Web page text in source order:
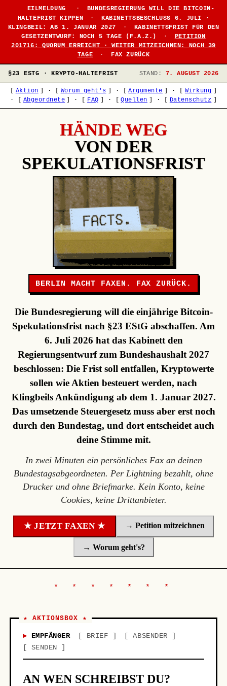
EILMELDUNG ·
BUNDESREGIERUNG WILL DIE BITCOIN-
HALTEFRIST KIPPEN
·
KABINETTSBESCHLUSS 6. JULI ·
KLINGBEIL: AB 1. JANUAR 2027
·
KABINETTSFRIST FÜR DEN
GESETZENTWURF: NOCH 5 TAGE (F.A.Z.)
·
PETITION
201716: QUORUM ERREICHT · WEITER MITZEICHNEN: NOCH 39
TAGE
· FAX ZURÜCK
§23 ESTG · KRYPTO-HALTEFRIST STAND: 7. AUGUST 2026
Aktion · Worum geht's · Argumente · Wirkung
·
Abgeordnete · FAQ · Quellen · Datenschutz
HÄNDE WEG
VON DER
SPEKULATIONSFRIST
BERLIN MACHT FAXEN. FAX ZURÜCK.
Die Bundesregierung will die einjährige Bitcoin-
Spekulationsfrist nach §23 EStG abschaffen. Am
6. Juli 2026 hat das Kabinett den
Regierungsentwurf zum Bundeshaushalt 2027
beschlossen: Die Frist soll entfallen, Kryptowerte
sollen wie Aktien besteuert werden, nach
Klingbeils Ankündigung ab dem 1. Januar 2027.
Das umsetzende Steuergesetz muss aber erst noch
durch den Bundestag, und dort entscheidet auch
deine Stimme mit.
In zwei Minuten ein persönliches Fax an deinen
Bundestagsabgeordneten. Per Lightning bezahlt, ohne
Drucker und ohne Briefmarke. Kein Konto, keine
Cookies, keine Drittanbieter.
★ JETZT FAXEN ★ → Petition mitzeichnen
→ Worum geht's?
★ AKTIONSBOX ★
EMPFÄNGER BRIEF
ABSENDER
SENDEN
AN WEN SCHREIBST DU?